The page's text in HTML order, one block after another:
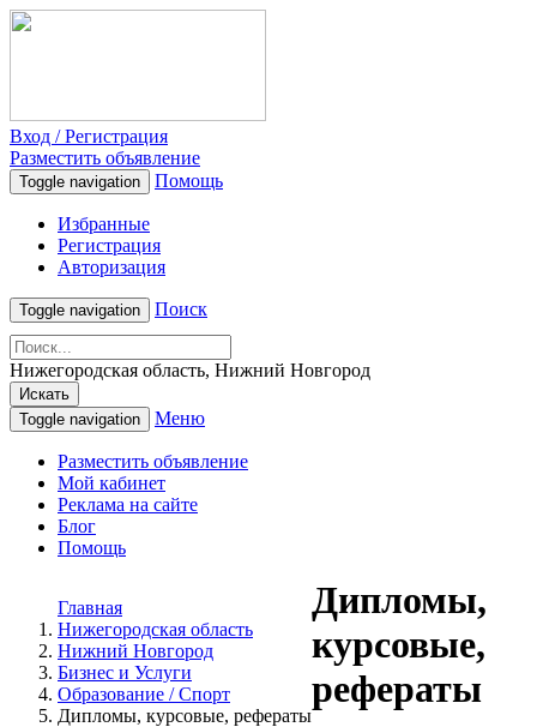
Вход / Регистрация
Разместить объявление
Toggle navigation Помощь
Избранные
Регистрация
Авторизация
Toggle navigation Поиск
Нижегородская область, Нижний Новгород
Искать
Toggle navigation
Меню
Разместить объявление
Мой кабинет
Реклама на сайте
Блог
Помощь
Главная
Нижегородская область
Нижний Новгород
Бизнес и Услуги
Образование / Спорт
Дипломы, курсовые, рефераты
Дипломы,
курсовые,
рефераты